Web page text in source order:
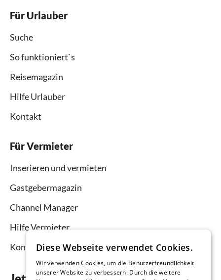
Für Urlauber
Suche
So funktioniert`s
Reisemagazin
Hilfe Urlauber
Kontakt
Für Vermieter
Inserieren und vermieten
Gastgebermagazin
Channel Manager
Hilfe Vermieter
KontaktDiese Webseite verwendet Cookies.
Wir verwenden Cookies, um die Benutzerfreundlichkeit
unserer Website zu verbessern. Durch die weitere